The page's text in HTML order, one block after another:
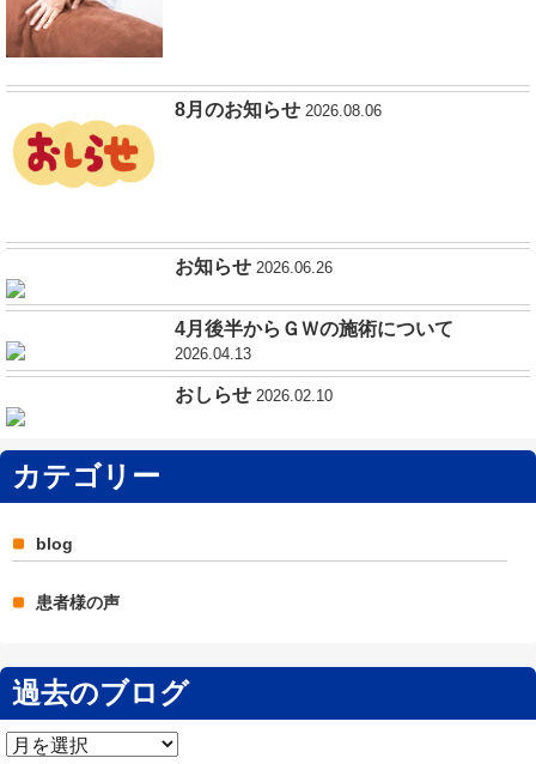
8月のお知らせ 2026.08.06
お知らせ 2026.06.26
4月後半からＧＷの施術について
2026.04.13
おしらせ 2026.02.10
カテゴリー
blog
患者様の声
過去のブログ
過